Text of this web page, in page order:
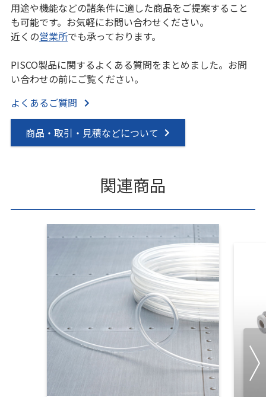
用途や機能などの諸条件に適した商品をご提案すること
も可能です。お気軽にお問い合わせください。
近くの営業所でも承っております。
PISCO製品に関するよくある質問をまとめました。お問
い合わせの前にご覧ください。
よくあるご質問
商品・取引・見積などについて
関連商品